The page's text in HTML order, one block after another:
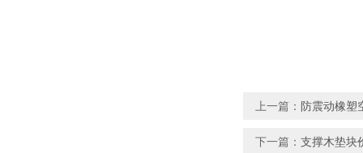
上一篇： 防震动橡塑
下一篇： 支撑木垫块